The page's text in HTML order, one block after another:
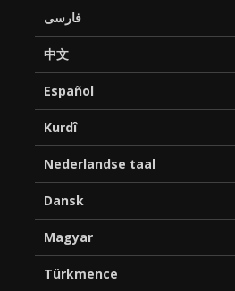
فارسی
中文
Español
Kurdî
Nederlandse taal
Dansk
Magyar
Türkmence